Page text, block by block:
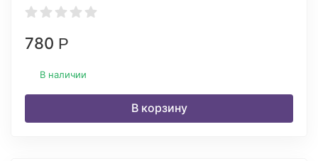
780 Р
В наличии
В корзину